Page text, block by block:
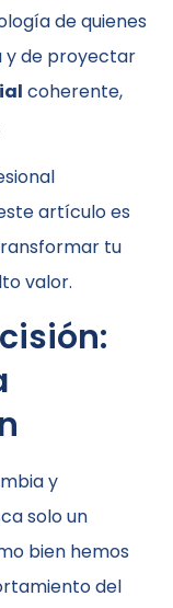
de quienes
y de proyectar
coherente,
artículo es
tu
valor.
y
solo un
bien hemos
del